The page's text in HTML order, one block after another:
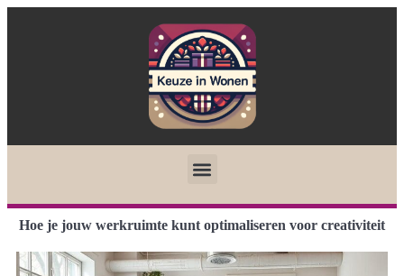
Hoe je jouw werkruimte kunt optimaliseren voor creativiteit